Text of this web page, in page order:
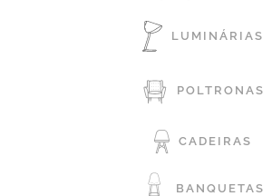
LUMINÁRIAS
POLTRONAS
CADEIRAS
BANQUETAS